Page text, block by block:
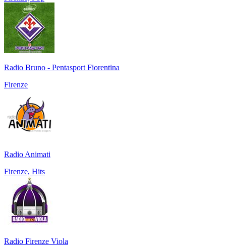
Radio Bruno - Pentasport Fiorentina
Firenze
Radio Animati
Firenze, Hits
Radio Firenze Viola